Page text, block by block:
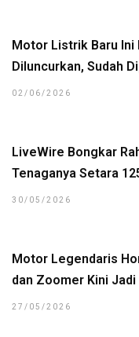
Motor Listrik Baru Ini
Diluncurkan, Sudah
02/06/2026
LiveWire Bongkar
Tenaganya Setara
30/05/2026
Motor Legendaris
dan Zoomer Kini
27/05/2026